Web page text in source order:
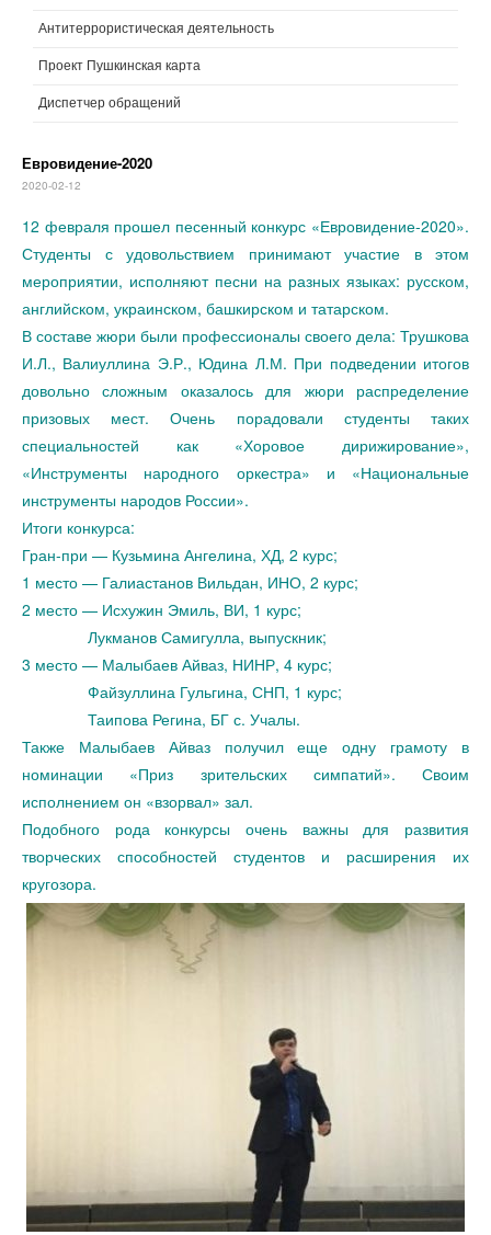
Антитеррористическая деятельность
Проект Пушкинская карта
Диспетчер обращений
Евровидение-2020
2020-02-12
12 февраля прошел песенный конкурс «Евровидение-2020».
Студенты с удовольствием принимают участие в этом
мероприятии, исполняют песни на разных языках: русском,
английском, украинском, башкирском и татарском.
В составе жюри были профессионалы своего дела: Трушкова
И.Л., Валиуллина Э.Р., Юдина Л.М. При подведении итогов
довольно сложным оказалось для жюри распределение
призовых мест. Очень порадовали студенты таких
специальностей как «Хоровое дирижирование»,
«Инструменты народного оркестра» и «Национальные
инструменты народов России».
Итоги конкурса:
Гран-при — Кузьмина Ангелина, ХД, 2 курс;
1 место — Галиастанов Вильдан, ИНО, 2 курс;
2 место — Исхужин Эмиль, ВИ, 1 курс;
Лукманов Самигулла, выпускник;
3 место — Малыбаев Айваз, НИНР, 4 курс;
Файзуллина Гульгина, СНП, 1 курс;
Таипова Регина, БГ с. Учалы.
Также Малыбаев Айваз получил еще одну грамоту в
номинации «Приз зрительских симпатий». Своим
исполнением он «взорвал» зал.
Подобного рода конкурсы очень важны для развития
творческих способностей студентов и расширения их
кругозора.